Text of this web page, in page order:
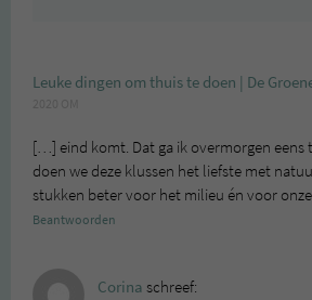
Leuke dingen om thuis te doen | De
[…] eind komt. Dat ga ik overmorgen eens
doen we deze klussen het liefste met
stukken beter voor het milieu én voor
Beantwoorden
Corina schreef: